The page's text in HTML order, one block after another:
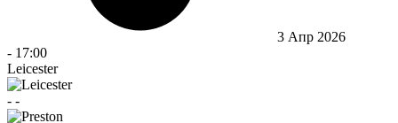
3 Апр 2026
- 17:00
Leicester
- -